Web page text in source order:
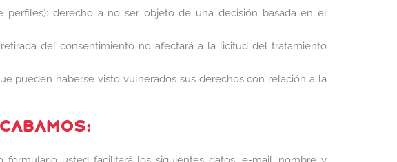
perfiles): derecho a no ser objeto de una decisión basada en el
del consentimiento no afectará a la licitud del tratamiento
pueden haberse visto vulnerados sus derechos con relación a la